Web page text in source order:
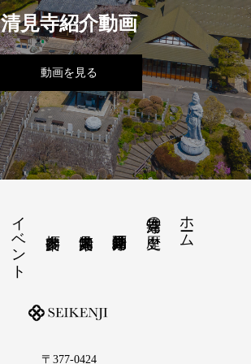
清見寺紹介動画
動画を見る
ホーム
清見寺の歴史
イベント
〒377-0424